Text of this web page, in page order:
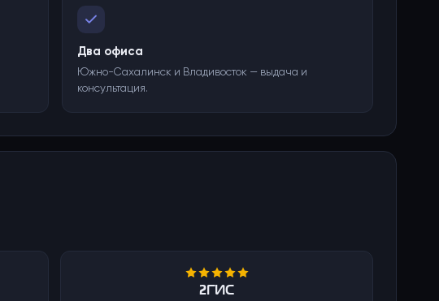
Два офиса
Южно-Сахалинск и Владивосток — выдача и
консультация.
2ГИС